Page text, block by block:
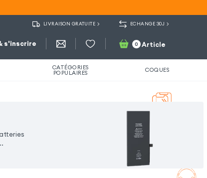
LIVRAISON GRATUITE ECHANGE 30J
s'inscrire 0 Article
CATÉGORIES
POPULAIRES COQUES